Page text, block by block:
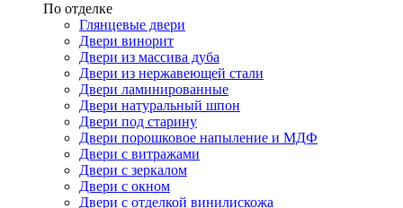
По отделке
Глянцевые двери
Двери винорит
Двери из массива дуба
Двери из нержавеющей стали
Двери ламинированные
Двери натуральный шпон
Двери под старину
Двери порошковое напыление и МДФ
Двери с витражами
Двери с зеркалом
Двери с окном
Двери с отделкой винилискожа